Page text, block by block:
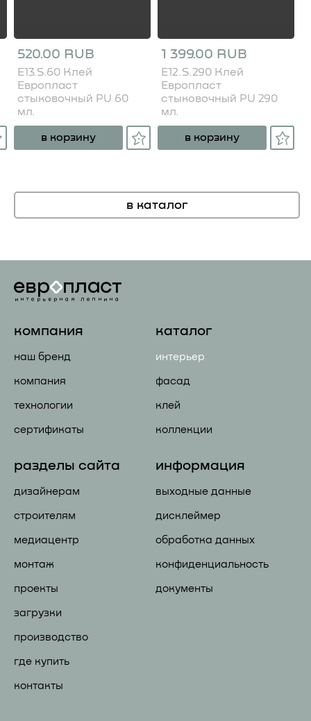
520.00 RUB
E13.S.60 Клей
Европласт
стыковочный PU 60
мл.
в корзину
1 399.00 RUB
E12.S.290 Клей
Европласт
стыковочный PU 290
мл.
в корзину
в каталог
компания
наш бренд
компания
технологии
сертификаты
каталог
интерьер
фасад
клей
коллекции
разделы сайта
дизайнерам
строителям
медиацентр
монтаж
проекты
загрузки
производство
где купить
контакты
информация
выходные данные
дисклеймер
обработка данных
конфиденциальность
документы